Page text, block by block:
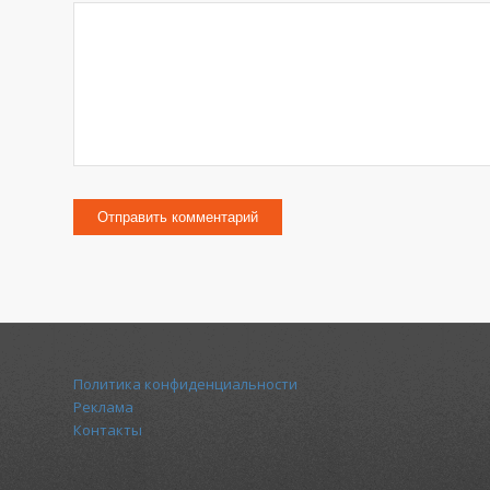
Политика конфиденциальности
Реклама
Контакты